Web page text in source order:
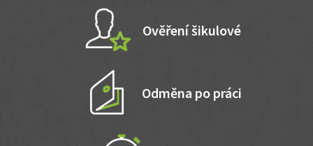
Ověření šikulové
Odměna po práci